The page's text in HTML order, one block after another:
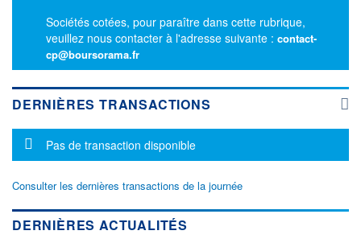
Sociétés cotées, pour paraître dans cette rubrique,
veuillez nous contacter à l'adresse suivante : contact-
cp@boursorama.fr
DERNIÈRES TRANSACTIONS
Message d'information
Pas de transaction disponible
Consulter les dernières transactions de la journée
DERNIÈRES ACTUALITÉS